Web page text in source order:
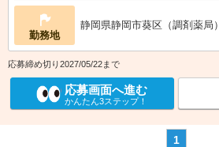
勤務地
静岡県静岡市葵区（調剤薬局）
応募締め切り2027/05/22まで
応募画面へ進む
かんたん3ステップ！
1